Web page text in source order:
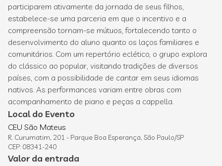
participarem ativamente da jornada de seus filhos,
estabelece-se uma parceria em que o incentivo e a
compreensão tornam-se mútuos, fortalecendo tanto o
desenvolvimento do aluno quanto os laços familiares e
comunitários. Com um repertório eclético, o grupo explora
do clássico ao popular, visitando tradições de diversos
países, com a possibilidade de cantar em seus idiomas
nativos. As performances variam entre obras com
acompanhamento de piano e peças a cappella.
Local do Evento
CEU São Mateus
R. Curumatim, 201 - Parque Boa Esperança, São Paulo/SP
CEP: 08341-240
Valor da entrada